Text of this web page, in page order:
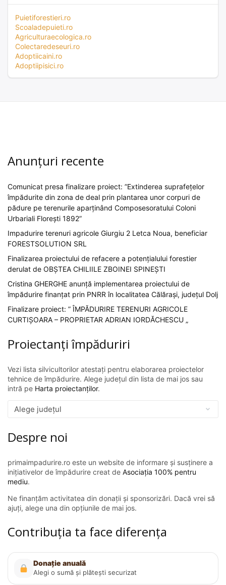
Puietiforestieri.ro
Scoaladepuieti.ro
Agriculturaecologica.ro
Colectaredeseuri.ro
Adoptiicaini.ro
Adoptiipisici.ro
Anunțuri recente
Comunicat presa finalizare proiect: ”Extinderea suprafețelor
împădurite din zona de deal prin plantarea unor corpuri de
pădure pe terenurile aparținând Composesoratului Coloni
Urbariali Florești 1892”
Impadurire terenuri agricole Giurgiu 2 Letca Noua, beneficiar
FORESTSOLUTION SRL
Finalizarea proiectului de refacere a potențialului forestier
derulat de OBȘTEA CHILIILE ZBOINEI SPINEȘTI
Cristina GHERGHE anunță implementarea proiectului de
împădurire finanțat prin PNRR în localitatea Călărași, județul Dolj
Finalizare proiect: ” ÎMPĂDURIRE TERENURI AGRICOLE
CURTIȘOARA – PROPRIETAR ADRIAN IORDĂCHESCU „
Proiectanți împăduriri
Vezi lista silvicultorilor atestați pentru elaborarea proiectelor
tehnice de împădurire. Alege județul din lista de mai jos sau
intră pe Harta proiectanților.
Despre noi
primaimpadurire.ro este un website de informare și susținere a
inițiativelor de împădurire creat de Asociația 100% pentru
mediu.
Ne finanțăm activitatea din donații și sponsorizări. Dacă vrei să
ajuți, alege una din opțiunile de mai jos.
Contribuția ta face diferența
Donație anuală
Alegi o sumă și plătești securizat